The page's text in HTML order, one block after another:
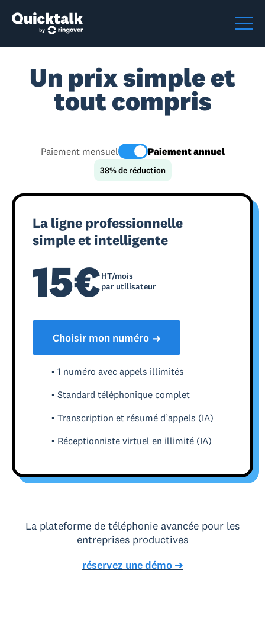
Un prix simple et
tout compris
Paiement mensuel Paiement annuel
38% de réduction
La ligne professionnelle
simple et intelligente
15€HT/mois
par utilisateur
Choisir mon numéro ➜
▪ 1 numéro avec appels illimités
▪ Standard téléphonique complet
▪ Transcription et résumé d’appels (IA)
▪ Réceptionniste virtuel en illimité (IA)
La plateforme de téléphonie avancée pour les
entreprises productives
réservez une démo ➜